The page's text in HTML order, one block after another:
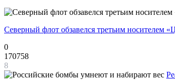
Северный флот обзавелся третьим носителем
0
170758
8